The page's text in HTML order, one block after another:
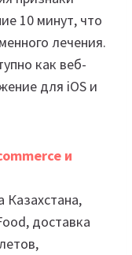
10 минут, что
лечения.
как веб-
для iOS и
и
Казахстана,
доставка